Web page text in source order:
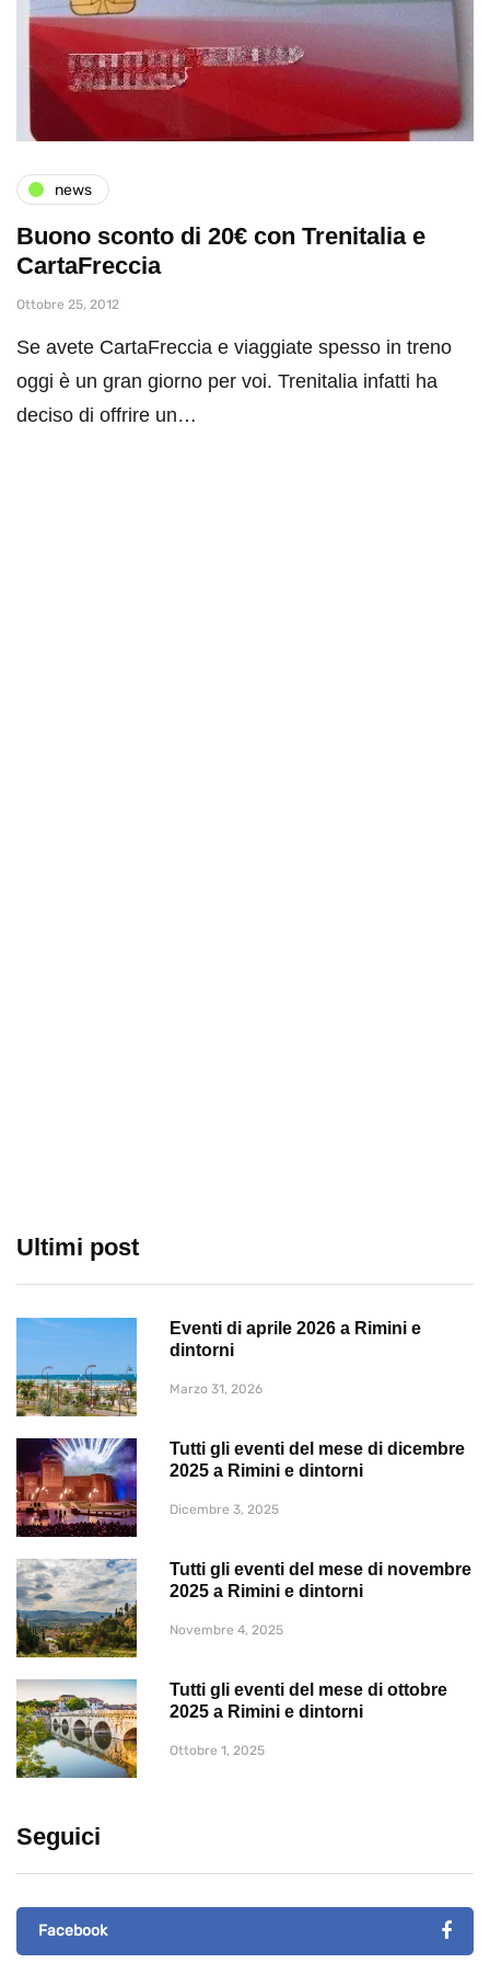
news
Buono sconto di 20€ con Trenitalia e
CartaFreccia
Ottobre 25, 2012
Se avete CartaFreccia e viaggiate spesso in treno
oggi è un gran giorno per voi. Trenitalia infatti ha
deciso di offrire un…
Ultimi post
Eventi di aprile 2026 a Rimini e
dintorni
Marzo 31, 2026
Tutti gli eventi del mese di dicembre
2025 a Rimini e dintorni
Dicembre 3, 2025
Tutti gli eventi del mese di novembre
2025 a Rimini e dintorni
Novembre 4, 2025
Tutti gli eventi del mese di ottobre
2025 a Rimini e dintorni
Ottobre 1, 2025
Seguici
Facebook